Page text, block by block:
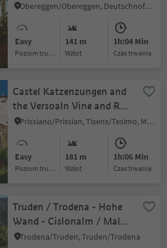
Obereggen/Obereggen, Deutschnofen/Nova Ponente, Dolomites Region Eggental
Easy
Poziom trudności
141 m
Wzlot
1h:04 Min
czas trwania
Castel Katzenzungen and
the Versoaln Vine and Red
Path
Prissiano/Prissian, Tisens/Tesimo, Meran/Merano and environs
Easy
Poziom trudności
181 m
Wzlot
1h:06 Min
czas trwania
Truden / Trodena - Hohe
Wand - Cislonalm / Malga
Cislon - Truden / Trodena
Trodena/Truden, Truden/Trodena